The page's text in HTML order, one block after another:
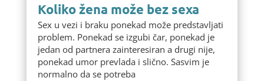
Koliko žena može bez sexa
Sex u vezi i braku ponekad može predstavljati
problem. Ponekad se izgubi čar, ponekad je
jedan od partnera zainteresiran a drugi nije,
ponekad umor prevlada i slično. Sasvim je
normalno da se potreba